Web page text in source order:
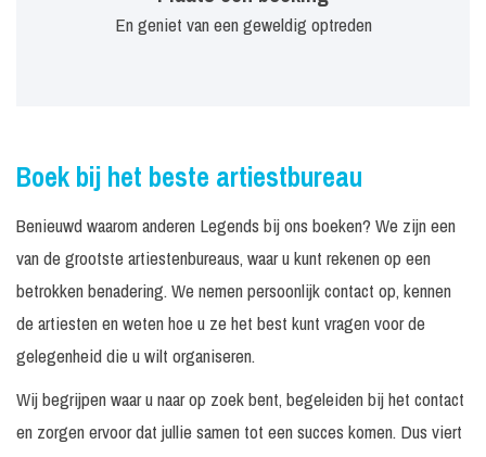
En geniet van een geweldig optreden
Boek bij het beste artiestbureau
Benieuwd waarom anderen Legends bij ons boeken? We zijn een
van de grootste artiestenbureaus, waar u kunt rekenen op een
betrokken benadering. We nemen persoonlijk contact op, kennen
de artiesten en weten hoe u ze het best kunt vragen voor de
gelegenheid die u wilt organiseren.
Wij begrijpen waar u naar op zoek bent, begeleiden bij het contact
en zorgen ervoor dat jullie samen tot een succes komen. Dus viert